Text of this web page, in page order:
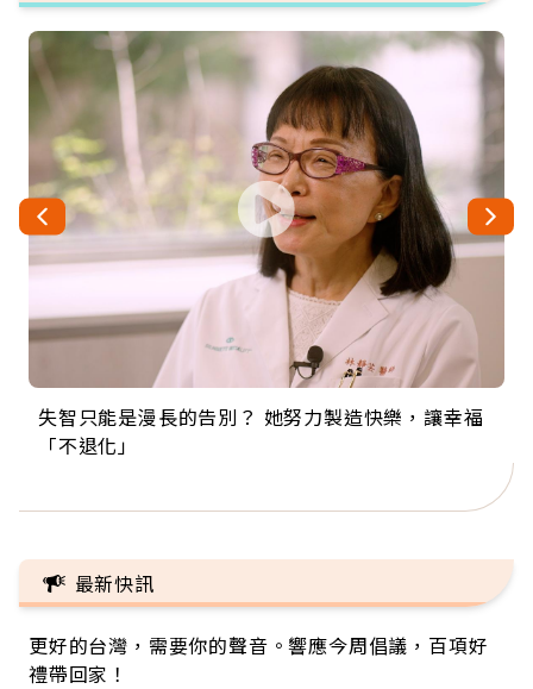
失智只能是漫長的告別？ 她努力製造快樂，讓幸福
「不退化」
來自剛果的巧克力神父 為台灣奉獻36年 「台灣是我
的家，我連作夢都講台語！」
63歲卸矽谷副總、搬回台灣找快樂！「蛋黃哥小
丑」走進安養院，逗樂上萬爺奶：退休後才開始真
104歲打破金氏世界紀錄 成為全球最年長羽球選
手，分享長壽的秘密原來是「這個」
事業巔峰他選擇追夢…黑手阿伯拉小提琴還登上小
巨蛋！連CNN都大讚！
最新快訊
更好的台灣，需要你的聲音。響應今周倡議，百項好
禮帶回家！